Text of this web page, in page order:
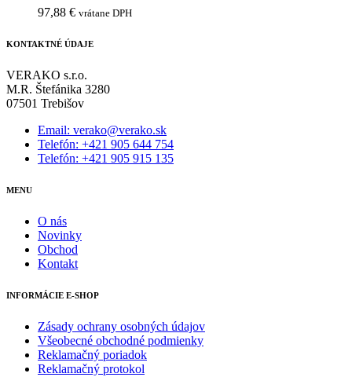
97,88 € vrátane DPH
KONTAKTNÉ ÚDAJE
VERAKO s.r.o.
M.R. Štefánika 3280
07501 Trebišov
Email: verako@verako.sk
Telefón: +421 905 644 754
Telefón: +421 905 915 135
MENU
O nás
Novinky
Obchod
Kontakt
INFORMÁCIE E-SHOP
Zásady ochrany osobných údajov
Všeobecné obchodné podmienky
Reklamačný poriadok
Reklamačný protokol